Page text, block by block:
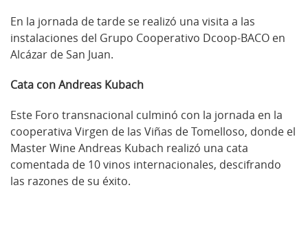
En la jornada de tarde se realizó una visita a las
instalaciones del Grupo Cooperativo Dcoop-BACO en
Alcázar de San Juan.
Cata con Andreas Kubach
Este Foro transnacional culminó con la jornada en la
cooperativa Virgen de las Viñas de Tomelloso, donde el
Master Wine Andreas Kubach realizó una cata
comentada de 10 vinos internacionales, descifrando
las razones de su éxito.